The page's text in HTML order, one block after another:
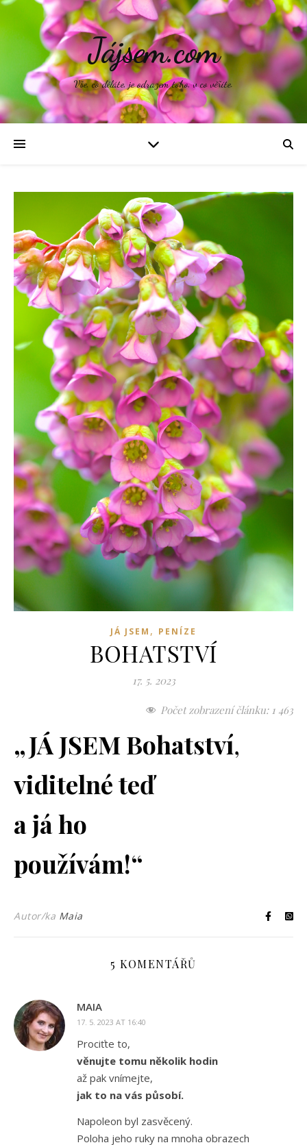
Jájsem.com
Vše, co děláte, je odrazem toho, v co věříte.
JÁ JSEM , PENÍZE
BOHATSTVÍ
17. 5. 2023
Počet zobrazení článku: 1 463
„JÁ JSEM Bohatství,
viditelné teď
a já ho
používám!“
Autor/ka Maia
5 KOMENTÁŘŮ
MAIA
17. 5. 2023 AT 16:40
Prociťte to,
věnujte tomu několik hodin
až pak vnímejte,
jak to na vás působí.
Napoleon byl zasvěcený.
Poloha jeho ruky na mnoha obrazech